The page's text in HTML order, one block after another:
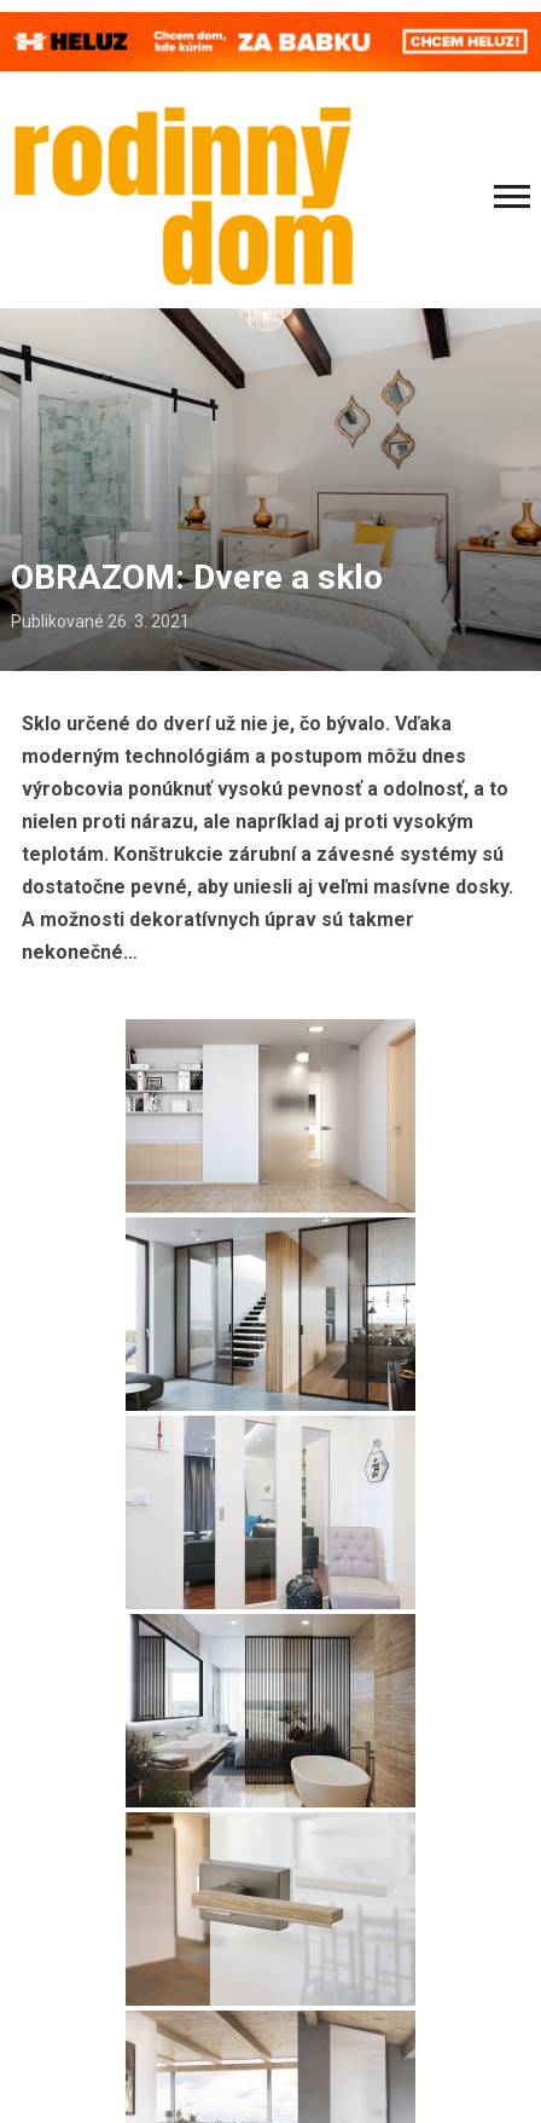
OBRAZOM: Dvere a sklo
Publikované 26. 3. 2021
Sklo určené do dverí už nie je, čo bývalo. Vďaka
moderným technológiám a postupom môžu dnes
výrobcovia ponúknuť vysokú pevnosť a odolnosť, a to
nielen proti nárazu, ale napríklad aj proti vysokým
teplotám. Konštrukcie zárubní a závesné systémy sú
dostatočne pevné, aby uniesli aj veľmi masívne dosky.
A možnosti dekoratívnych úprav sú takmer
nekonečné…